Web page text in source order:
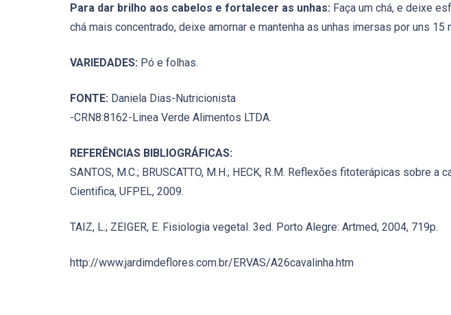
Para dar brilho aos cabelos e fortalecer as unhas: Faça um chá, e deixe
chá mais concentrado, deixe amornar e mantenha as unhas imersas por uns 15
VARIEDADES: Pó e folhas.
FONTE: Daniela Dias-Nutricionista
-CRN8:8162-Linea Verde Alimentos LTDA.
REFERÊNCIAS BIBLIOGRÁFICAS:
SANTOS, M.C.; BRUSCATTO, M.H.; HECK, R.M. Reflexões fitoterápicas sobre
Cientifica, UFPEL, 2009.
TAIZ, L.; ZEIGER, E. Fisiologia vegetal. 3ed. Porto Alegre: Artmed, 2004, 719p.
http://www.jardimdeflores.com.br/ERVAS/A26cavalinha.htm